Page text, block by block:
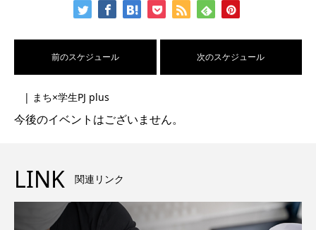
前のスケジュール 次のスケジュール
| まち×学生PJ plus
今後のイベントはございません。
LINK 関連リンク